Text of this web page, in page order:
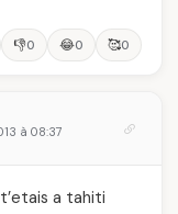
👎0 😂0 🥰0
à 08:37
a tahiti